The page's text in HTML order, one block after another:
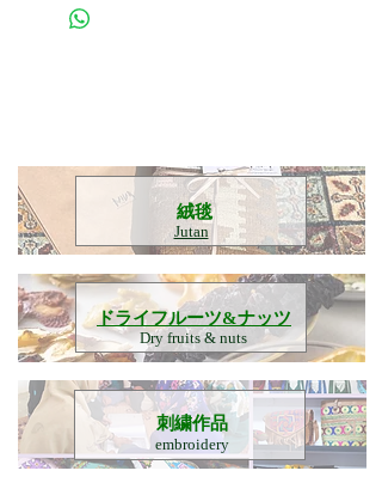
​絨毯
Jutan
​ドライフルーツ&ナッツ
Dry fruits & nuts
刺繍作品
embroidery